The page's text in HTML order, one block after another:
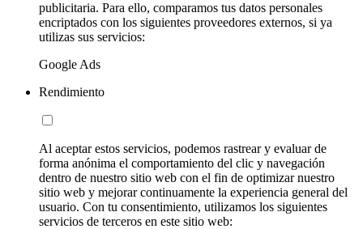
publicitaria. Para ello, comparamos tus datos personales
encriptados con los siguientes proveedores externos, si ya
utilizas sus servicios:
Google Ads
Rendimiento
Al aceptar estos servicios, podemos rastrear y evaluar de
forma anónima el comportamiento del clic y navegación
dentro de nuestro sitio web con el fin de optimizar nuestro
sitio web y mejorar continuamente la experiencia general del
usuario. Con tu consentimiento, utilizamos los siguientes
servicios de terceros en este sitio web: